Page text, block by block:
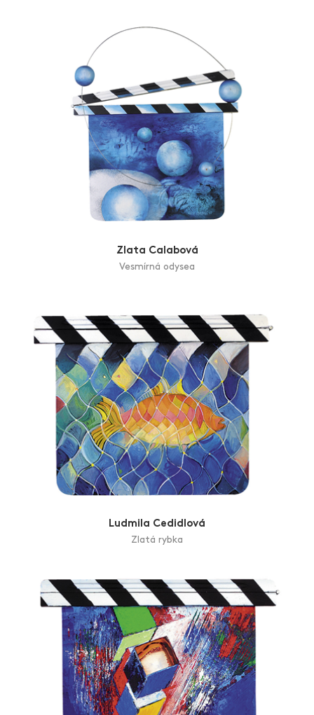
Zlata Calabová
Vesmírná odysea
Ludmila Cedidlová
Zlatá rybka